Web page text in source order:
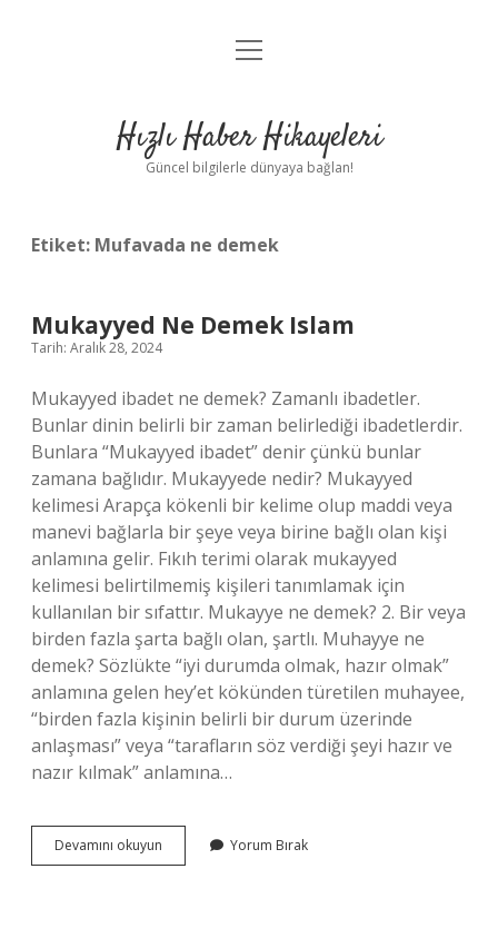
Anasayfa
Yasal Uyarı
menüyü
Hızlı Haber Hikayeleri
Güncel bilgilerle dünyaya bağlan!
Etiket: Mufavada ne demek
Mukayyed Ne Demek Islam
Tarih: Aralık 28, 2024
Mukayyed ibadet ne demek? Zamanlı ibadetler.
Bunlar dinin belirli bir zaman belirlediği ibadetlerdir.
Bunlara “Mukayyed ibadet” denir çünkü bunlar
zamana bağlıdır. Mukayyede nedir? Mukayyed
kelimesi Arapça kökenli bir kelime olup maddi veya
manevi bağlarla bir şeye veya birine bağlı olan kişi
anlamına gelir. Fıkıh terimi olarak mukayyed
kelimesi belirtilmemiş kişileri tanımlamak için
kullanılan bir sıfattır. Mukayye ne demek? 2. Bir veya
birden fazla şarta bağlı olan, şartlı. Muhayye ne
demek? Sözlükte “iyi durumda olmak, hazır olmak”
anlamına gelen hey’et kökünden türetilen muhayee,
“birden fazla kişinin belirli bir durum üzerinde
anlaşması” veya “tarafların söz verdiği şeyi hazır ve
nazır kılmak” anlamına…
Devamını okuyun Mukayyed
Ne
Yorum Bırak